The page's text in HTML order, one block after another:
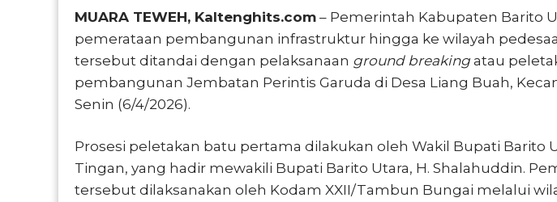
MUARA TEWEH, Kaltenghits.com – Pemerintah Kabupaten Barito
pemerataan pembangunan infrastruktur hingga ke wilayah
tersebut ditandai dengan pelaksanaan ground breaking atau
pembangunan Jembatan Perintis Garuda di Desa Liang Buah,
Senin (6/4/2026).
Prosesi peletakan batu pertama dilakukan oleh Wakil Bupati Barito
Tingan, yang hadir mewakili Bupati Barito Utara, H. Shalahuddin.
tersebut dilaksanakan oleh Kodam XXII/Tambun Bungai melalui